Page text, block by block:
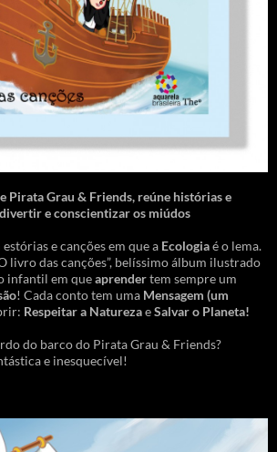
Pirata Grau & Friends, reúne histórias e
e conscientizar os miúdos
e canções em que a Ecologiaé o lema.
livro das canções”, belíssimo álbum ilustrado
infantil em queaprendertem sempre um
! Cada conto tem uma Mensagem (um
Respeitar a NaturezaeSalvar o Planeta!
do barco do Pirata Grau & Friends?
e inesquecível!